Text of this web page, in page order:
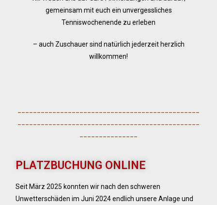
gemeinsam mit euch ein unvergessliches
Tenniswochenende zu erleben
– auch Zuschauer sind natürlich jederzeit herzlich
willkommen!
PLATZBUCHUNG ONLINE
Seit März 2025 konnten wir nach den schweren
Unwetterschäden im Juni 2024 endlich unsereAnlage und